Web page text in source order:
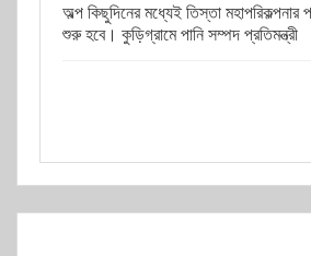
অল্প কিছুদিনের মধ্যেই তিস্তা মহাপরিকল্পনার
শুরু হবে। কুড়িগ্রামে পানি সম্পদ প্রতিমন্ত্রী